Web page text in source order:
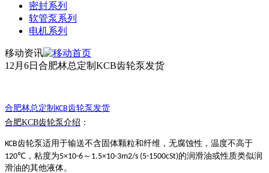
密封系列
软管泵系列
电机系列
移动资讯
12月6日合肥林总定制KCB齿轮泵发货
合肥林总定制 KCB齿轮泵发货
合肥KCB齿轮泵介绍 ：
KCB齿轮泵适用于输送不含固体颗粒和纤维，无腐蚀性，温度不高于
120℃ ，粘度为5×10-6 ～ 1.5×10-3m2/s (5-1500cSt)的润滑油或性质类似润
滑油的其他液体。